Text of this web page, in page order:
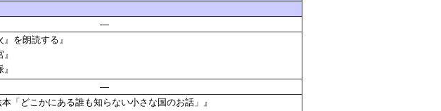
—
を朗読する』
—
「どこかにある誰も知らない小さな国のお話」』